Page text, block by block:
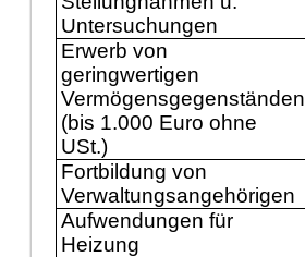
Untersuchungen
Erwerb von
geringwertigen
Vermögensgegenständen
(bis 1.000 Euro ohne
USt.)
Fortbildung von
Verwaltungsangehörigen
Aufwendungen für
Heizung